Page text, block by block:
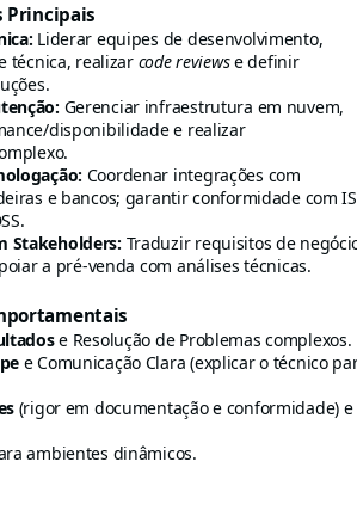
Principais
Liderar equipes de desenvolvimento,
técnica, realizar code reviewse definir
Gerenciar infraestrutura em nuvem,
disponibilidade e realizar
Coordenar integrações com
e bancos; garantir conformidade com
Stakeholders: Traduzir requisitos de
a pré-venda com análises técnicas.
e Resolução de Problemas complexos.
e Comunicação Clara (explicar o técnico
(rigor em documentação e conformidade) e
ambientes dinâmicos.